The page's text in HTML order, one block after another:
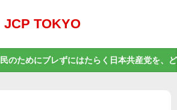
JCP TOKYO
のためにブレずにはたらく日本共産党を、